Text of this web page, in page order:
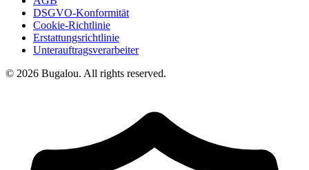
DSGVO-Konformität
Cookie-Richtlinie
Erstattungsrichtlinie
Unterauftragsverarbeiter
© 2026 Bugalou. All rights reserved.